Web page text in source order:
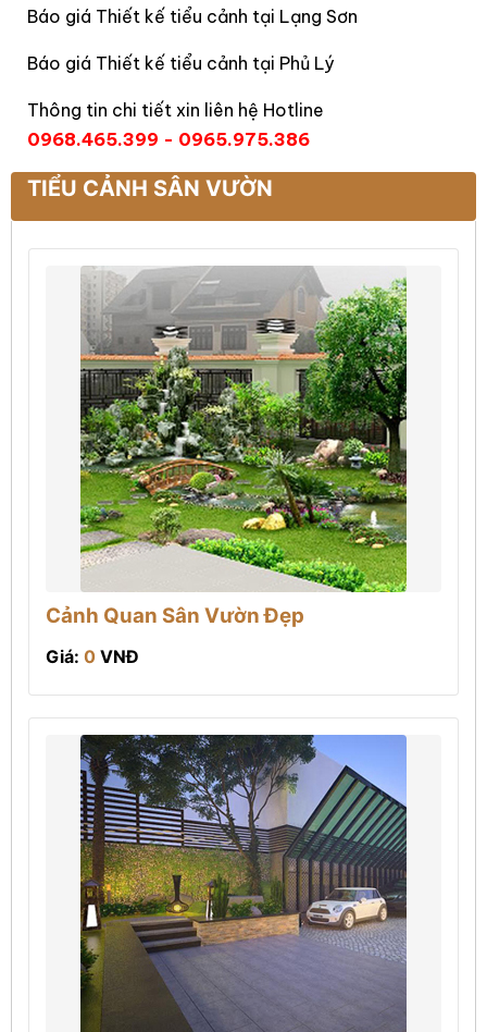
Báo giá Thiết kế tiểu cảnh tại Lạng Sơn
Báo giá Thiết kế tiểu cảnh tại Phủ Lý
Thông tin chi tiết xin liên hệ Hotline
0968.465.399 - 0965.975.386
TIỂU CẢNH SÂN VƯỜN
Cảnh Quan Sân Vườn Đẹp
Giá: 0 VNĐ